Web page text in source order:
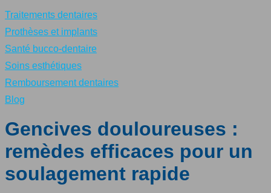
Traitements dentaires
Prothèses et implants
Santé bucco-dentaire
Soins esthétiques
Remboursement dentaires
Blog
Gencives douloureuses :
remèdes efficaces pour un
soulagement rapide